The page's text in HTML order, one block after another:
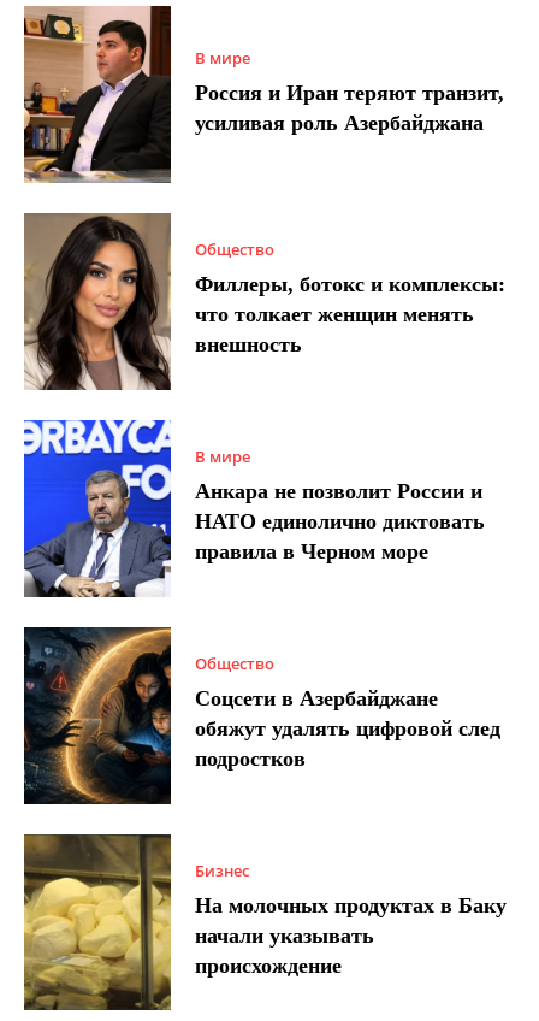
В мире
Россия и Иран теряют транзит,
усиливая роль Азербайджана
Общество
Филлеры, ботокс и комплексы:
что толкает женщин менять
внешность
В мире
Анкара не позволит России и
НАТО единолично диктовать
правила в Черном море
Общество
Соцсети в Азербайджане
обяжут удалять цифровой след
подростков
Бизнес
На молочных продуктах в Баку
начали указывать
происхождение